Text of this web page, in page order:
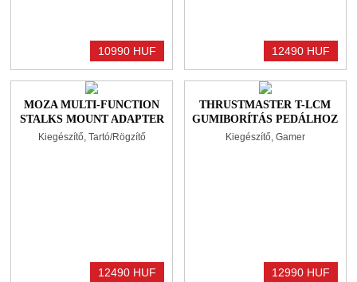
10990 HUF 12490 HUF
MOZA MULTI-FUNCTION
STALKS MOUNT ADAPTER
Kiegészítő, Tartó/Rögzítő
12490 HUF
THRUSTMASTER T-LCM
GUMIBORÍTÁS PEDÁLHOZ
BLACK
Kiegészítő, Gamer
12990 HUF